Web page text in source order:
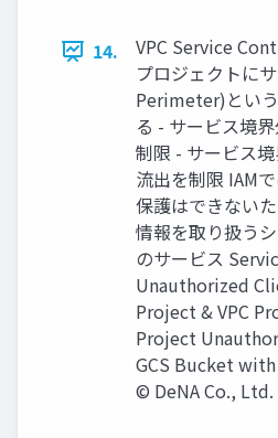
14.
VPC Service
プロジェクトに
Perimeter)とい
る - サービス境
制限 - サービス
流出を制限 IAM
保護はできない
情報を取り扱う
のサービス
Unauthorized
Project & VPC
Project
GCS Bucket
© DeNA Co., Ltd.